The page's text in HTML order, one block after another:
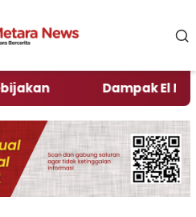
Dampak El Nino,